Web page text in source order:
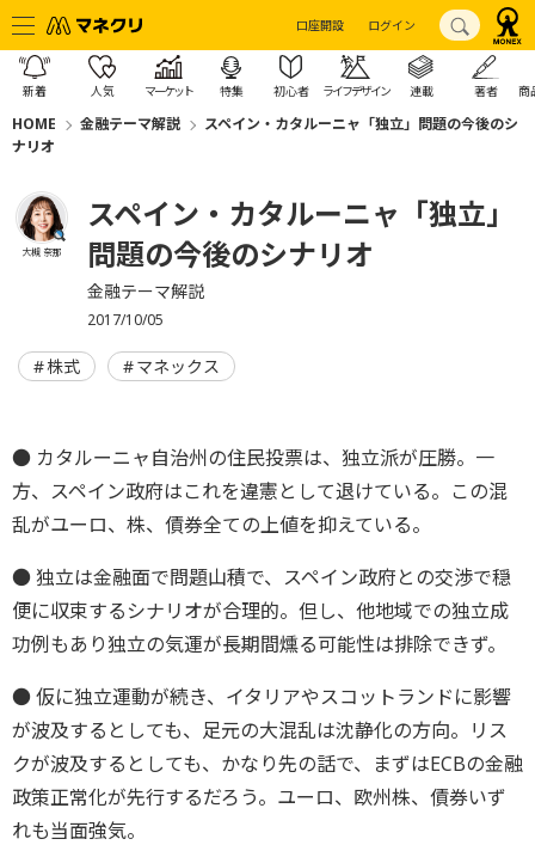
口座開設 ログイン
新着 人気 マーケット 特集 初心者 ライフデザイン 連載 著者 商
HOME 金融テーマ解説
スペイン・カタルーニャ「独立」問題の今後のシ
ナリオ
大槻 奈那
スペイン・カタルーニャ「独立」
問題の今後のシナリオ
金融テーマ解説
2017/10/05
株式 マネックス
● カタルーニャ自治州の住民投票は、独立派が圧勝。一
方、スペイン政府はこれを違憲として退けている。この混
乱がユーロ、株、債券全ての上値を抑えている。
● 独立は金融面で問題山積で、スペイン政府との交渉で穏
便に収束するシナリオが合理的。但し、他地域での独立成
功例もあり独立の気運が長期間燻る可能性は排除できず。
● 仮に独立運動が続き、イタリアやスコットランドに影響
が波及するとしても、足元の大混乱は沈静化の方向。リス
クが波及するとしても、かなり先の話で、まずはECBの金融
政策正常化が先行するだろう。ユーロ、欧州株、債券いず
れも当面強気。